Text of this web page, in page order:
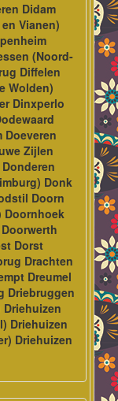
Didam
Vianen)
(Noord-
Diffelen
Wolden)
Dinxperlo
Doeveren
Zijlen
Donk
Doorn
Doornhoek
Dorst
Drachten
Dreumel
Driebruggen
Driehuizen
Driehuizen
Driehuizen